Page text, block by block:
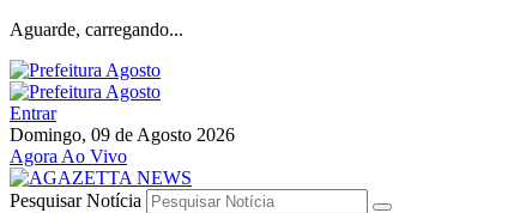
Aguarde, carregando...
Entrar
Domingo, 09 de Agosto 2026
Agora Ao Vivo
Pesquisar Notícia